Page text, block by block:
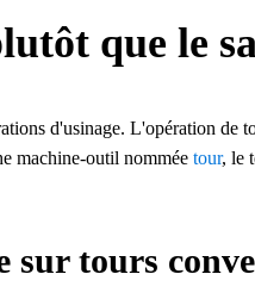
que le
d'usinage. L'opération de
machine-outil nommée tour, le
sur tours